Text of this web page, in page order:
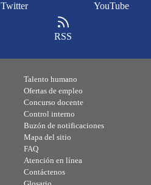
Twitter YouTube
RSS
Talento humano
Ofertas de empleo
Concurso docente
Control interno
Buzón de notificaciones
Mapa del sitio
FAQ
Atención en línea
Contáctenos